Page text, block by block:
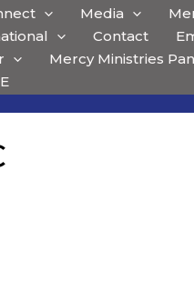
Media
Contact
Mercy Ministries